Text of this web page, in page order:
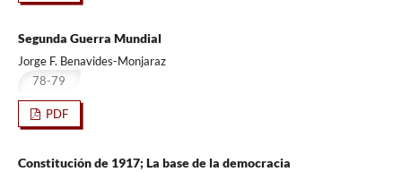
Segunda Guerra Mundial
Jorge F. Benavides-Monjaraz
78-79
PDF
Constitución de 1917; La base de la democracia